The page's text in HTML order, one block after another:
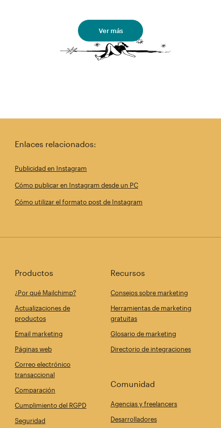
Ver más
Enlaces relacionados:
Publicidad en Instagram
Cómo publicar en Instagram desde un PC
Cómo utilizar el formato post de Instagram
Productos
¿Por qué Mailchimp?
Actualizaciones de
productos
Email marketing
Páginas web
Correo electrónico
transaccional
Comparación
Cumplimiento del RGPD
Seguridad
Recursos
Consejos sobre marketing
Herramientas de marketing
gratuitas
Glosario de marketing
Directorio de integraciones
Comunidad
Agencias y freelancers
Desarrolladores